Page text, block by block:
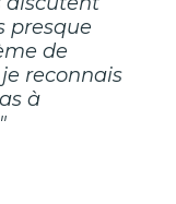
presque
de
reconnais
à